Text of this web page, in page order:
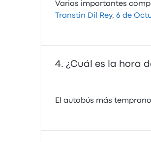
Varias importantes
Transtin Dil Rey, 6 de
¿Cuál es la hora
El autobús más